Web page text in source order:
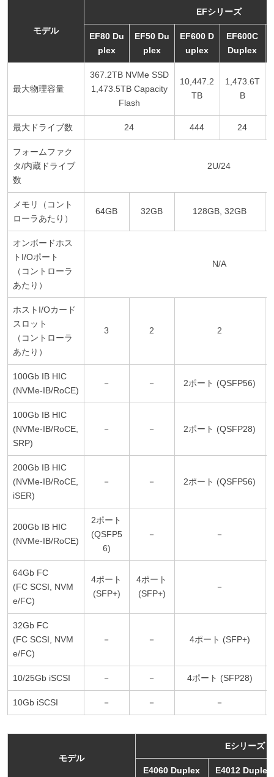
モデル
EFシリーズ
EF80 Du
plex
EF50 Du
plex
EF600 D
uplex
EF600C
Duplex
最大物理容量
367.2TB NVMe SSD
1,473.5TB Capacity
Flash
10,447.2
TB
1,473.6T
B
最大ドライブ数 24 444 24
フォームファク
タ/内蔵ドライブ
数
2U/24
メモリ（コント
ローラあたり）
64GB 32GB 128GB, 32GB
オンボードホス
トI/Oポート
（コントローラ
あたり）
N/A
ホストI/Oカード
スロット
（コントローラ
あたり）
3 2 2
100Gb IB HIC
(NVMe-IB/RoCE)
－ － 2ポート (QSFP56)
100Gb IB HIC
(NVMe-IB/RoCE,
SRP)
－ － 2ポート (QSFP28)
200Gb IB HIC
(NVMe-IB/RoCE,
iSER)
－ － 2ポート (QSFP56)
200Gb IB HIC
(NVMe-IB/RoCE)
2ポート
(QSFP5
6)
－ －
64Gb FC
(FC SCSI, NVM
e/FC)
4ポート
(SFP+)
4ポート
(SFP+)
－
32Gb FC
(FC SCSI, NVM
e/FC)
－ － 4ポート (SFP+)
10/25Gb iSCSI － － 4ポート (SFP28)
10Gb iSCSI － － －
モデル
Eシリーズ
E4060 Duplex E4012 Duplex